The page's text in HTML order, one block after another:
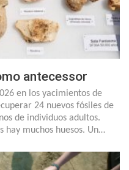
antecessor
en los yacimientos de
24 nuevos fósiles de
de individuos adultos.
hay muchos huesos. Un…